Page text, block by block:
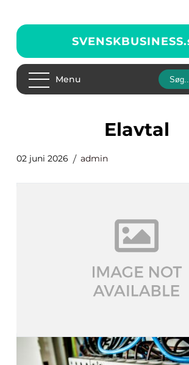
SVENSKBUSINESS.
Menu
Elavtal
02 juni 2026 admin